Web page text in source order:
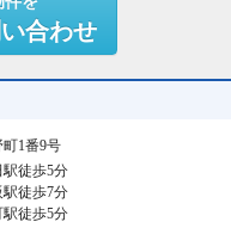
合わせ
1番9号
徒歩5分
徒歩7分
徒歩5分